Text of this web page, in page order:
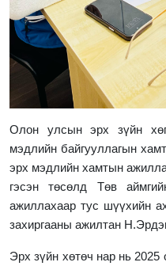
Олон улсын эрх зүйн
мэдлийн байгууллагын
эрх мэдлийн хамтын
гэсэн төсөлд Төв
ажиллахаар тус шүүхийн
захиргааны ажилтан
Эрх зүйн хөтөч нар нь